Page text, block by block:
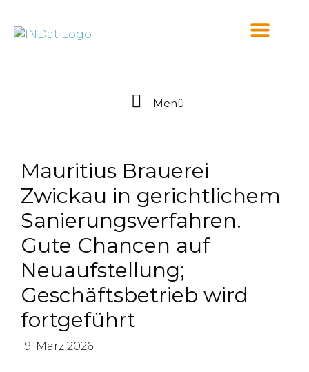
Menü
Mauritius Brauerei
Zwickau in gerichtlichem
Sanierungsverfahren.
Gute Chancen auf
Neuaufstellung;
Geschäftsbetrieb wird
fortgeführt
19. März 2026